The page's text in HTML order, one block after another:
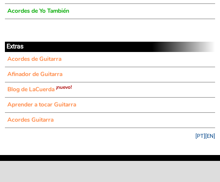
Acordes de Yo También
Extras
Acordes de Guitarra
Afinador de Guitarra
Blog de LaCuerda ¡nuevo!
Aprender a tocar Guitarra
Acordes Guitarra
[EN]
[PT]